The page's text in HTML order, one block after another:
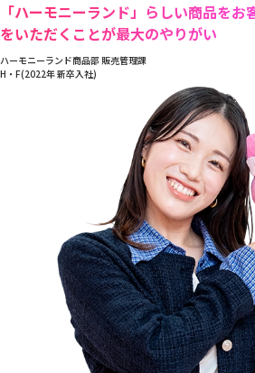
「ハーモニーランド」らしい商品を
をいただくことが最大のやりがい
ハーモニーランド商品部 販売管理課
H・F(2022年 新卒入社)